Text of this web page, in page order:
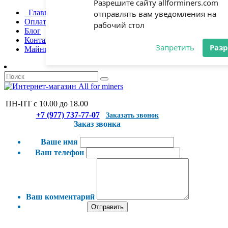
Разрешите сайту allforminers.com
отправлять вам уведомления на
Главная
Оплата и доставка
Блог
Контакты
Майнинг-отель
ПН-ПТ с 10.00 до 18.00
+7 (977) 737-77-07
Заказать звонок
Заказ звонка
Ваше имя
Ваш телефон
Ваш комментарий
Отправить